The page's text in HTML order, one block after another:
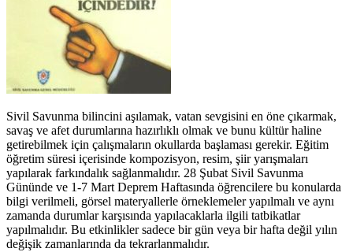
Sivil Savunma bilincini aşılamak, vatan sevgisini en öne çıkarmak,
savaş ve afet durumlarına hazırlıklı olmak ve bunu kültür haline
getirebilmek için çalışmaların okullarda başlaması gerekir. Eğitim
öğretim süresi içerisinde kompozisyon, resim, şiir yarışmaları
yapılarak farkındalık sağlanmalıdır. 28 Şubat Sivil Savunma
Gününde ve 1-7 Mart Deprem Haftasında öğrencilere bu konularda
bilgi verilmeli, görsel materyallerle örneklemeler yapılmalı ve aynı
zamanda durumlar karşısında yapılacaklarla ilgili tatbikatlar
yapılmalıdır. Bu etkinlikler sadece bir gün veya bir hafta değil yılın
değişik zamanlarında da tekrarlanmalıdır.